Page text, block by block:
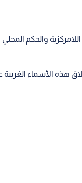
والحكم المحلي
هذه الأسماء الغريبة